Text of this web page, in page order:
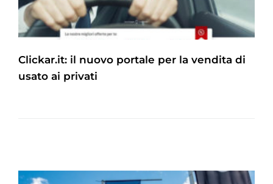
Clickar.it: il nuovo portale per la vendita di
usato ai privati